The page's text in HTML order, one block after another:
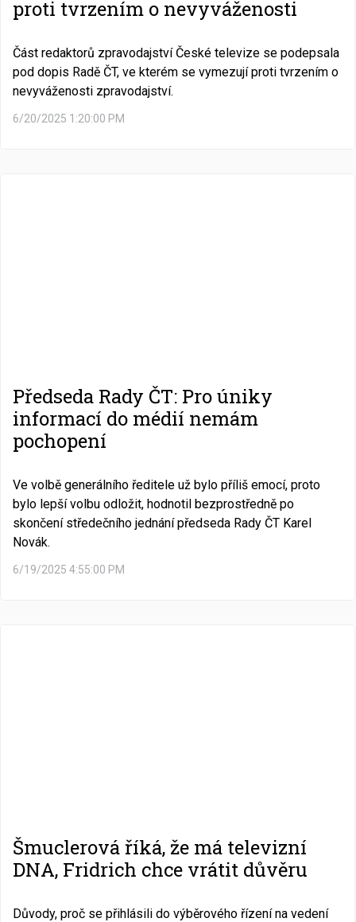
proti tvrzením o nevyváženosti
Část redaktorů zpravodajství České televize se podepsala
pod dopis Radě ČT, ve kterém se vymezují proti tvrzením o
nevyváženosti zpravodajství.
6/20/2025 1:20:00 PM
Předseda Rady ČT: Pro úniky
informací do médií nemám
pochopení
Ve volbě generálního ředitele už bylo příliš emocí, proto
bylo lepší volbu odložit, hodnotil bezprostředně po
skončení středečního jednání předseda Rady ČT Karel
Novák.
6/19/2025 4:55:00 PM
Šmuclerová říká, že má televizní
DNA, Fridrich chce vrátit důvěru
Důvody, proč se přihlásili do výběrového řízení na vedení